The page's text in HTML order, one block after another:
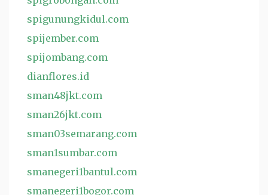
spigunungkidul.com
spijember.com
spijombang.com
dianflores.id
sman48jkt.com
sman26jkt.com
sman03semarang.com
sman1sumbar.com
smanegeri1bantul.com
smanegeri1bogor.com